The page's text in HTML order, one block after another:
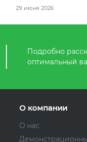
29 июня 2026
Подробно
оптимальный
О компании
О нас